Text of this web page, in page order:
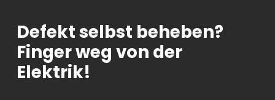
Defekt selbst beheben?
Finger weg von der
Elektrik!